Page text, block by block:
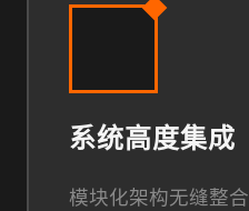
系统高度集成
模块化架构无缝整合